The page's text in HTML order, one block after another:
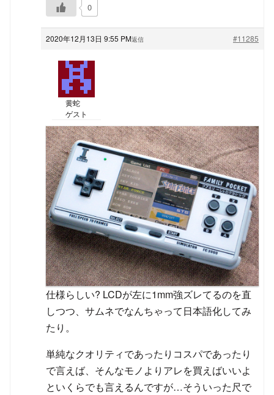
0
2020年12月13日 9:55 PM #11285
返信
黄蛇
ゲスト
仕様らしい? LCDが左に1mm強ズレてるのを直
しつつ、サムネでなんちゃって日本語化してみ
たり。
単純なクオリティであったりコスパであったり
で言えば、そんなモノよりアレを買えばいいよ
といくらでも言えるんですが…そういった尺で